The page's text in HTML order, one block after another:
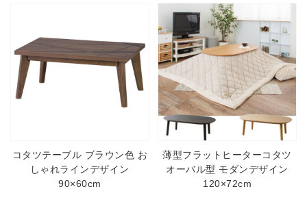
コタツテーブル ブラウン色 お
しゃれラインデザイン
90×60cm
薄型フラットヒーターコタツ
オーバル型 モダンデザイン
120×72cm